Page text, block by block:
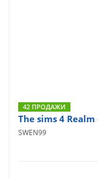
42 ПРОДАЖИ
The sims 4
SWEN99